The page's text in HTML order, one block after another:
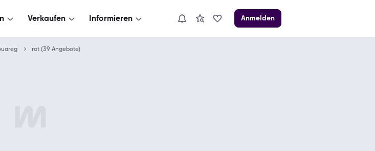
Verkaufen Informieren Anmelden
rot (39 Angebote)